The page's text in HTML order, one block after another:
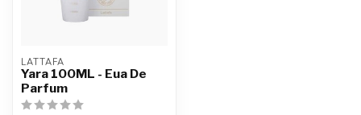
LATTAFA
Yara 100ML - Eua De
Parfum